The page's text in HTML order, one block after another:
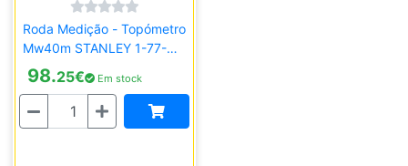
Roda Medição - Topómetro
Mw40m STANLEY 1-77-
174
98.25€ Em stock
Quantidade